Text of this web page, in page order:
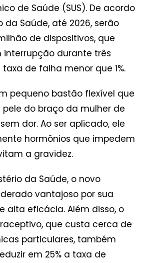
de Saúde (SUS). De acordo
da Saúde, até 2026, serão
de dispositivos, que
durante três
de falha menor que 1%.
pequeno bastão flexível que
pele do braço da mulher de
dor. Ao ser aplicado, ele
hormônios que impedem
a gravidez.
da Saúde, o novo
vantajoso por sua
alta eficácia. Além disso, o
que custa cerca de
particulares, também
em 25% a taxa de